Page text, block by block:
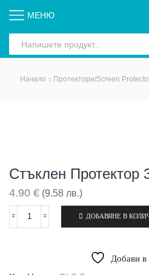
МЕНЮ
Начало Протектори/Screen
Стъклен Протектор
4.90 € (9.58 лв.)
количество
ДОБАВЯНЕ В
Добави в